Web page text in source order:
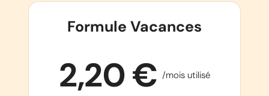
Formule Vacances
2,20 € /mois utilisé